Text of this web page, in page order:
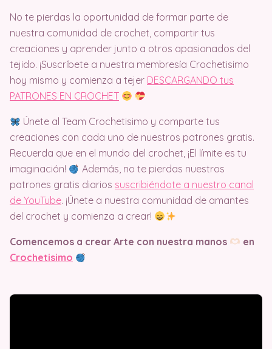
No te pierdas la oportunidad de formar parte de
nuestra comunidad de crochet, compartir tus
creaciones y aprender junto a otros apasionados del
tejido. ¡Suscríbete a nuestra membresía Crochetisimo
hoy mismo y comienza a tejer DESCARGANDO tus
PATRONES EN CROCHET
Únete al Team Crochetisimo y comparte tus
creaciones con cada uno de nuestros patrones gratis.
Recuerda que en el mundo del crochet, ¡El límite es tu
imaginación!
Además, no te pierdas nuestros
patrones gratis diarios suscribiéndote a nuestro canal
de YouTube. ¡Únete a nuestra comunidad de amantes
del crochet y comienza a crear!
Comencemos a crear Arte con nuestra manos
en
Crochetisimo